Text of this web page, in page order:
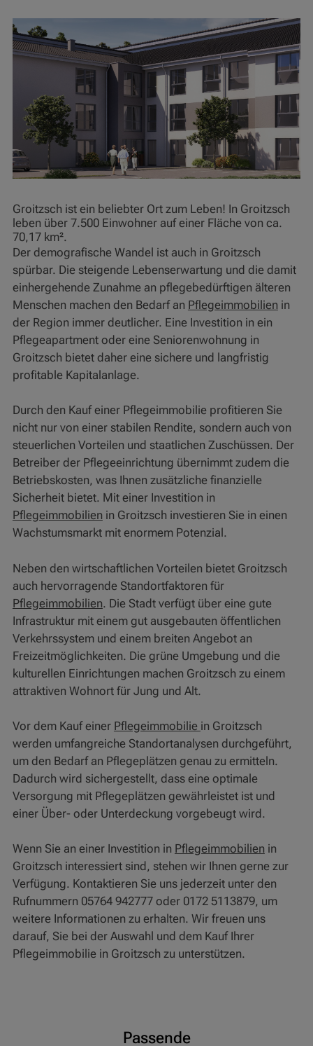
Groitzsch ist ein beliebter Ort zum Leben! In Groitzsch
leben über 7.500 Einwohner auf einer Fläche von ca.
70,17 km².
Der demografische Wandel ist auch in Groitzsch
spürbar. Die steigende Lebenserwartung und die damit
einhergehende Zunahme an pflegebedürftigen älteren
Menschen machen den Bedarf an Pflegeimmobilien in
der Region immer deutlicher. Eine Investition in ein
Pflegeapartment oder eine Seniorenwohnung in
Groitzsch bietet daher eine sichere und langfristig
profitable Kapitalanlage.
Durch den Kauf einer Pflegeimmobilie profitieren Sie
nicht nur von einer stabilen Rendite, sondern auch von
steuerlichen Vorteilen und staatlichen Zuschüssen. Der
Betreiber der Pflegeeinrichtung übernimmt zudem die
Betriebskosten, was Ihnen zusätzliche finanzielle
Sicherheit bietet. Mit einer Investition in
Pflegeimmobilien in Groitzsch investieren Sie in einen
Wachstumsmarkt mit enormem Potenzial.
Neben den wirtschaftlichen Vorteilen bietet Groitzsch
auch hervorragende Standortfaktoren für
Pflegeimmobilien. Die Stadt verfügt über eine gute
Infrastruktur mit einem gut ausgebauten öffentlichen
Verkehrssystem und einem breiten Angebot an
Freizeitmöglichkeiten. Die grüne Umgebung und die
kulturellen Einrichtungen machen Groitzsch zu einem
attraktiven Wohnort für Jung und Alt.
Vor dem Kauf einer Pflegeimmobilie in Groitzsch
werden umfangreiche Standortanalysen durchgeführt,
um den Bedarf an Pflegeplätzen genau zu ermitteln.
Dadurch wird sichergestellt, dass eine optimale
Versorgung mit Pflegeplätzen gewährleistet ist und
einer Über- oder Unterdeckung vorgebeugt wird.
Wenn Sie an einer Investition in Pflegeimmobilien in
Groitzsch interessiert sind, stehen wir Ihnen gerne zur
Verfügung. Kontaktieren Sie uns jederzeit unter den
Rufnummern 05764 942777 oder 0172 5113879, um
weitere Informationen zu erhalten. Wir freuen uns
darauf, Sie bei der Auswahl und dem Kauf Ihrer
Pflegeimmobilie in Groitzsch zu unterstützen.
Passende